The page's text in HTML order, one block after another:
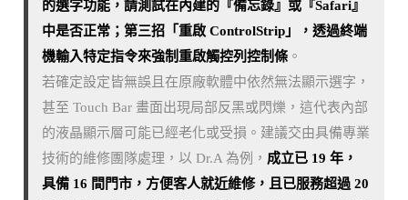
的選字功能，請測試在內建的『備忘錄』或『Safari』
中是否正常；第三招「重啟 ControlStrip」，透過終端
機輸入特定指令來強制重啟觸控列控制條 。
若確定設定皆無誤且在原廠軟體中依然無法顯示選字，
甚至 Touch Bar 畫面出現局部反黑或閃爍，這代表內部
的液晶顯示層可能已經老化或受損。建議交由具備專業
技術的維修團隊處理，以 Dr.A 為例， 成立已 19 年，
具備 16 間門市，方便客人就近維修，且已服務超過 20